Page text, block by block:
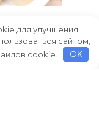
и
для улучшения
сайтом,
cookie.
OK